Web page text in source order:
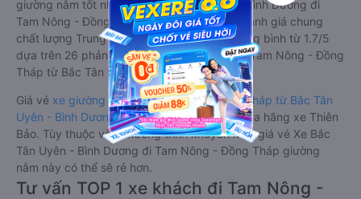
giường nằm tốt nhất: Xe từ Bắc Tân Uyên - Bình Dương đi
Tam Nông - Đồng Tháp giường nằm được đánh giá chung
chất lượng Trung bình với điểm đánh giá trung bình từ 1.7/5
dựa trên 26 phản hồi của hành khách Xe về Tam Nông - Đồng
Tháp từ Bắc Tân Uyên - Bình Dương.
Giá vé xe giường nằm đi Tam Nông - Đồng Tháp từ Bắc Tân
Uyên - Bình Dươngrẻ nhất là 180000VND của hãng xe Thiên
Bảo. Tùy thuộc vào chương trình khuyến mãi, giá vé Xe Bắc
Tân Uyên - Bình Dương đi Tam Nông - Đồng Tháp giường
nằm này có thể sẽ rẻ hơn.
Tư vấn TOP 1 xe khách đi Tam Nông -